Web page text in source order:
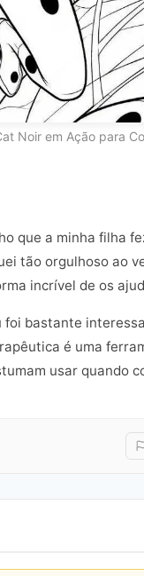
Noir em Ação para
que a minha filha
tão orgulhoso ao
incrível de os
bastante
é uma
usar quando